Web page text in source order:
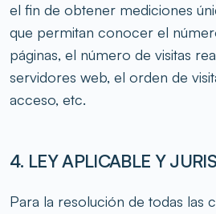
el fin de obtener mediciones
que permitan conocer el
páginas, el número de visitas
servidores web, el orden de
acceso, etc.
4. LEY APLICABLE Y
Para la resolución de todas las